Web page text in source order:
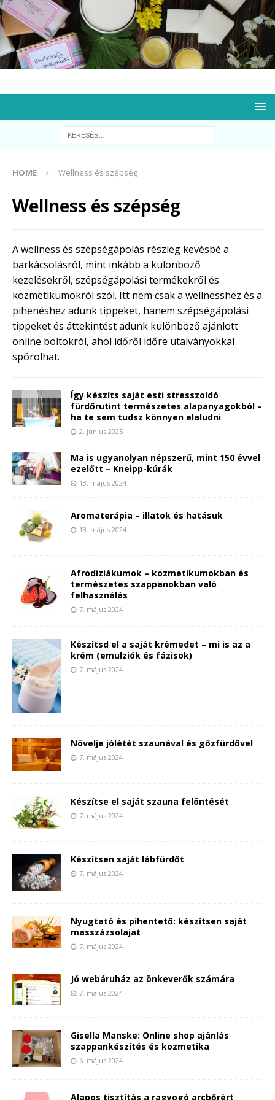
HOME Wellness és szépség
Wellness és szépség
A wellness és szépségápolás részleg kevésbé a
barkácsolásról, mint inkább a különböző
kezelésekről, szépségápolási termékekről és
kozmetikumokról szól. Itt nem csak a wellnesshez és a
pihenéshez adunk tippeket, hanem szépségápolási
tippeket és áttekintést adunk különböző ajánlott
online boltokról, ahol időről időre utalványokkal
spórolhat.
Így készíts saját esti stresszoldó
fürdőrutint természetes alapanyagokból –
ha te sem tudsz könnyen elaludni
2. június 2025
Ma is ugyanolyan népszerű, mint 150 évvel
ezelőtt – Kneipp-kúrák
13. május 2024
Aromaterápia – illatok és hatásuk
13. május 2024
Afrodiziákumok – kozmetikumokban és
természetes szappanokban való
felhasználás
7. május 2024
Készítsd el a saját krémedet – mi is az a
krém (emulziók és fázisok)
7. május 2024
Növelje jólétét szaunával és gőzfürdővel
7. május 2024
Készítse el saját szauna felöntését
7. május 2024
Készítsen saját lábfürdőt
7. május 2024
Nyugtató és pihentető: készítsen saját
masszázsolajat
7. május 2024
Jó webáruház az önkeverők számára
7. május 2024
Gisella Manske: Online shop ajánlás
szappankészítés és kozmetika
6. május 2024
Alapos tisztítás a ragyogó arcbőrért